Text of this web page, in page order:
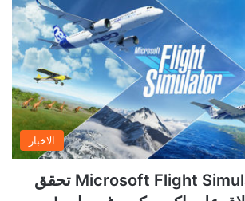
الاخبار
لعبة Microsoft Flight Simulator تحقق